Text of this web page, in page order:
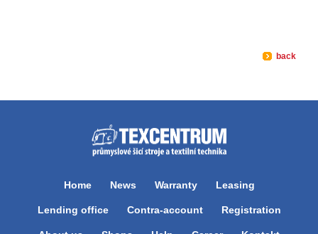
back
Home News Warranty Leasing
Lending office Contra-account Registration